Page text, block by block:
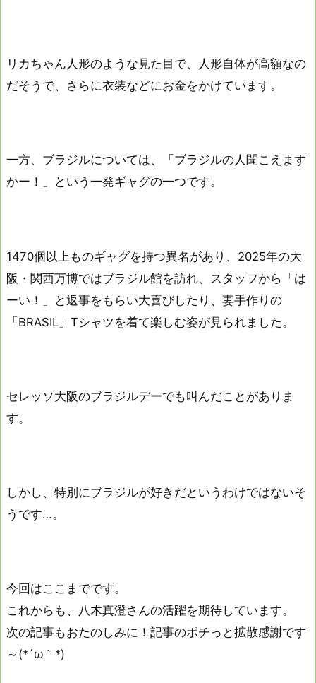
リカちゃん人形のような見た目で、人形自体が高額なの
だそうで、さらに衣装などにお金をかけています。
一方、ブラジルについては、「ブラジルの人聞こえます
かー！」という一発ギャグの一つです。
1470個以上ものギャグを持つ異名があり、2025年の大
阪・関西万博ではブラジル館を訪れ、スタッフから「は
ーい！」と返事をもらい大喜びしたり、妻手作りの
「BRASIL」Tシャツを着て楽しむ姿が見られました。
セレッソ大阪のブラジルデーでも叫んだことがありま
す。
しかし、特別にブラジルが好きだというわけではないそ
うです…。
今回はここまでです。
これからも、八木真澄さんの活躍を期待しています。
次の記事もおたのしみに！記事のポチっと拡散感謝です
～(*´ω｀*)